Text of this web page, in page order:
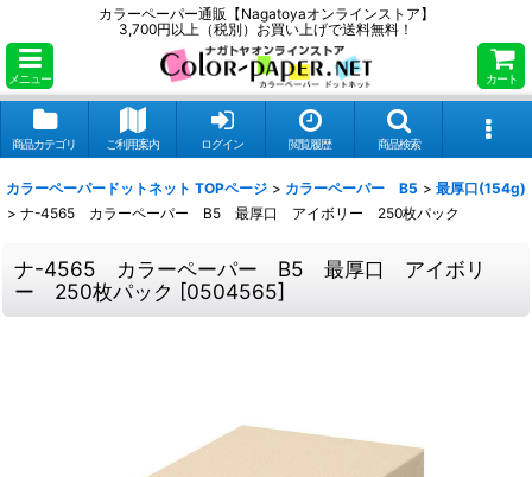
カラーペーパー通販【Nagatoyaオンラインストア】
3,700円以上（税別）お買い上げで送料無料！
メニュー カート
商品カテゴリ ご利用案内 ログイン 閲覧履歴 商品検索
カラーペーパードットネット TOPページ > カラーペーパー B5 > 最厚口(154g)
> ナ-4565 カラーペーパー B5 最厚口 アイボリー 250枚パック
ナ-4565 カラーペーパー B5 最厚口 アイボリ
ー 250枚パック [0504565]